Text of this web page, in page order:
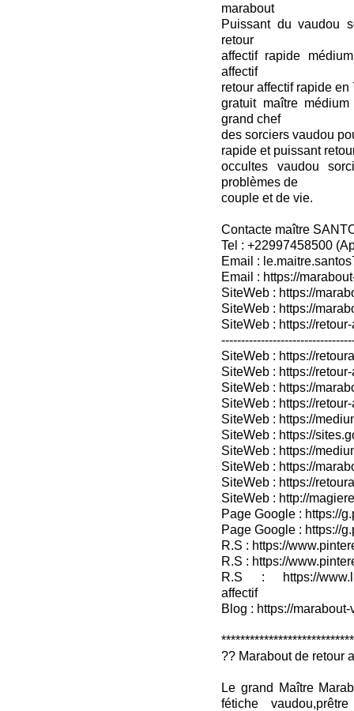
marabout
Puissant du vaudou
retour
affectif rapide
affectif
retour affectif rapide
gratuit maître
grand chef
des sorciers vaudou
rapide et puissant
occultes vaudou
problèmes de
couple et de vie.
Contacte maître
Tel : +22997458500
Email :
Email : https://
SiteWeb : https://
SiteWeb : https://
SiteWeb : https://
SiteWeb : https://
SiteWeb : https://
SiteWeb : https://
SiteWeb : https://
SiteWeb : https://
SiteWeb : https://
SiteWeb : https://
SiteWeb : https://
SiteWeb : https://
SiteWeb : http://
Page Google : https://
Page Google : https://
R.S : https://
R.S : https://
R.S : https://
affectif
Blog : https://
?? Marabout de retour
Le grand Maître
fétiche